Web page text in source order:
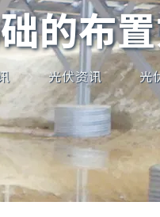
的布
光伏资讯 光